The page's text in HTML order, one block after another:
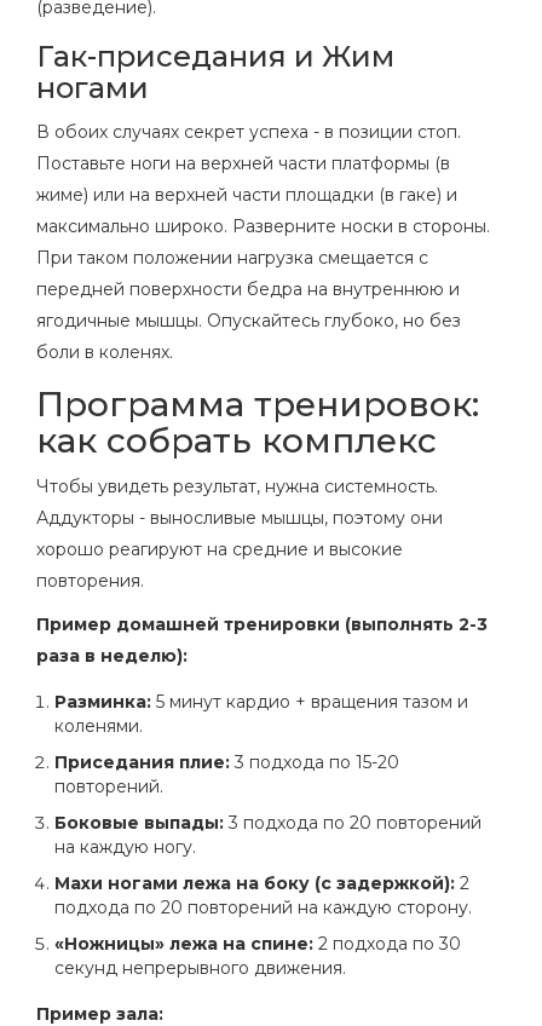
(разведение).
Гак-приседания и Жим
ногами
В обоих случаях секрет успеха - в позиции стоп.
Поставьте ноги на верхней части платформы (в
жиме) или на верхней части площадки (в гаке) и
максимально широко. Разверните носки в стороны.
При таком положении нагрузка смещается с
передней поверхности бедра на внутреннюю и
ягодичные мышцы. Опускайтесь глубоко, но без
боли в коленях.
Программа тренировок:
как собрать комплекс
Чтобы увидеть результат, нужна системность.
Аддукторы - выносливые мышцы, поэтому они
хорошо реагируют на средние и высокие
повторения.
Пример домашней тренировки (выполнять 2-3
раза в неделю):
Разминка: 5 минут кардио + вращения тазом и
коленями.
Приседания плие: 3 подхода по 15-20
повторений.
Боковые выпады: 3 подхода по 20 повторений
на каждую ногу.
Махи ногами лежа на боку (с задержкой): 2
подхода по 20 повторений на каждую сторону.
«Ножницы» лежа на спине: 2 подхода по 30
секунд непрерывного движения.
Пример зала: